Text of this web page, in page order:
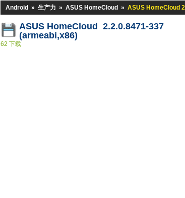
Android » 生产力 » ASUS HomeCloud » ASUS HomeCloud
ASUS HomeCloud 2.2.0.8471-337
(armeabi,x86)
62 下载